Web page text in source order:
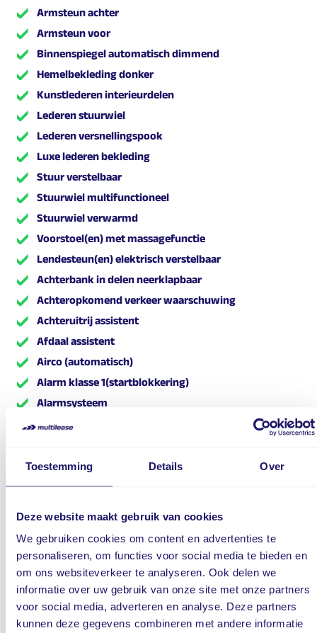
Toestemming Details Over
Deze website maakt gebruik van cookies
We gebruiken cookies om content en advertenties te
personaliseren, om functies voor social media te bieden en
om ons websiteverkeer te analyseren. Ook delen we
informatie over uw gebruik van onze site met onze partners
voor social media, adverteren en analyse. Deze partners
kunnen deze gegevens combineren met andere informatie
Armsteun achter
Armsteun voor
Binnenspiegel automatisch dimmend
Hemelbekleding donker
Kunstlederen interieurdelen
Lederen stuurwiel
Lederen versnellingspook
Luxe lederen bekleding
Stuur verstelbaar
Stuurwiel multifunctioneel
Stuurwiel verwarmd
Voorstoel(en) met massagefunctie
Lendesteun(en) elektrisch verstelbaar
Achterbank in delen neerklapbaar
Achteropkomend verkeer waarschuwing
Achteruitrij assistent
Afdaal assistent
Airco (automatisch)
Alarm klasse 1(startblokkering)
Alarmsysteem
Anti Blokkeer Systeem
Automatische snelheids begrenzing
Autonomous Emergency Braking
Bestuurdersairbag
Bots waarschuwing systeem
Brake Assist System
Buitenspiegels elektr. met geheugen
Buitenspiegels elektrisch verstel- en verwarmbaar
Cruise control adaptief met Stop&Go en stuurhulp